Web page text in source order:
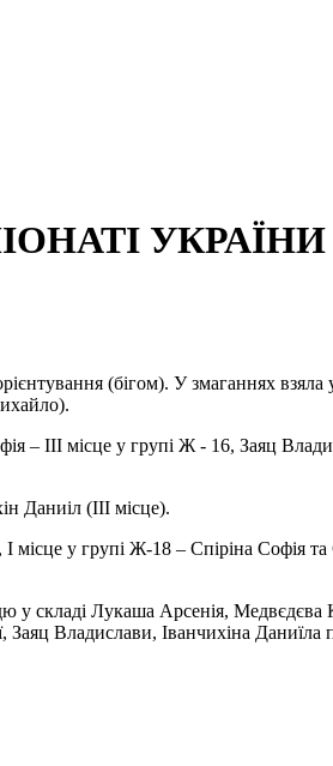
УКРАЇНИ
(бігом). У змаганнях взяла
– ІІІ місце у групі Ж - 16, Заяц
Даниіл (ІІІ місце).
у групі Ж-18 – Спіріна Софія та
у складі Лукаша Арсенія,
Владислави, Іванчихіна Даниїла